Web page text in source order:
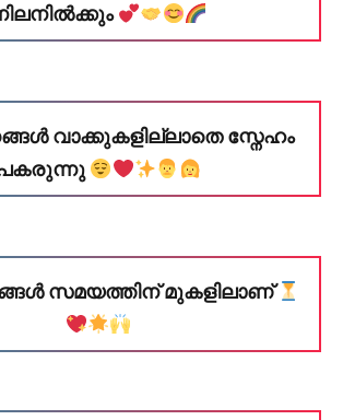
വാക്കുകളില്ലാതെ സ്നേഹം
സമയത്തിന് മുകളിലാണ്